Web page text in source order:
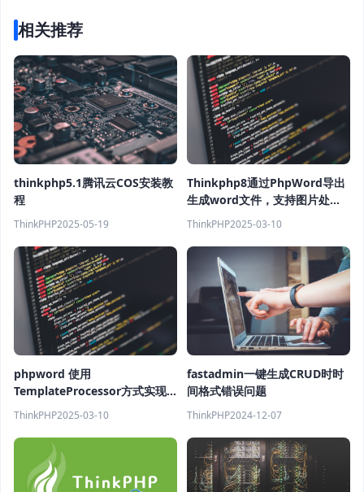
相关推荐
thinkphp5.1腾讯云COS安装教
程
ThinkPHP2025-05-19
Thinkphp8通过PhpWord导出
生成word文件，支持图片处
理，富文本导出完整方案
ThinkPHP2025-03-10
phpword 使用
TemplateProcessor方式实现
在word模板中动态插入表格
ThinkPHP2025-03-10
fastadmin一键生成CRUD时时
间格式错误问题
ThinkPHP2024-12-07